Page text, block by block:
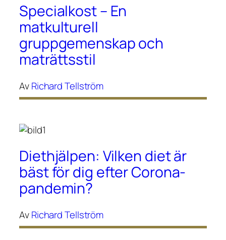
Specialkost – En
matkulturell
gruppgemenskap och
maträttsstil
AvRichard Tellström
Diethjälpen: Vilken diet är
bäst för dig efter Corona-
pandemin?
AvRichard Tellström